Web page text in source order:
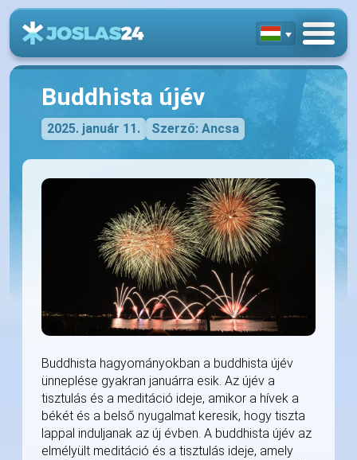
Buddhista újév
2025. január 11. Szerző: Ancsa
Buddhista hagyományokban a buddhista újév
ünneplése gyakran januárra esik. Az újév a
tisztulás és a meditáció ideje, amikor a hívek a
békét és a belső nyugalmat keresik, hogy tiszta
lappal induljanak az új évben. A buddhista újév az
elmélyült meditáció és a tisztulás ideje, amely